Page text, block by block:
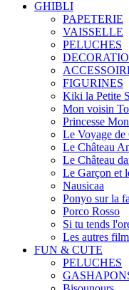
GHIBLI
PAPETERIE
VAISSELLE
PELUCHES
FIGURINES
Kiki la Petite
Mon voisin
Princesse
Le Voyage
Le Château
Le Château
Le Garçon et
Nausicaa
Ponyo sur la
Porco Rosso
Si tu tends
Les autres
FUN & CUTE
PELUCHES